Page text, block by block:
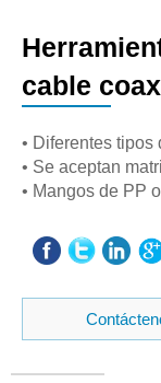
cable
• Diferentes
• Se aceptan
• Mangos de PP